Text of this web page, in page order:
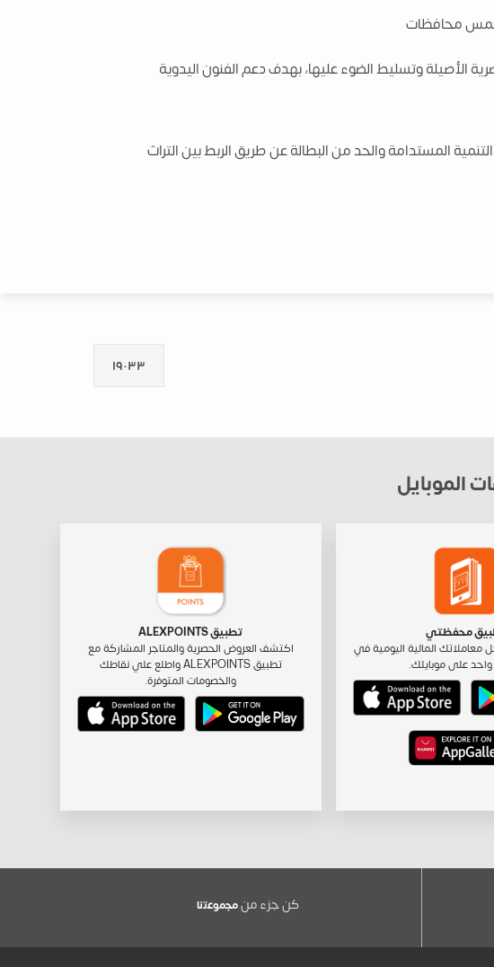
خمس محافظات
الأصيلة وتسليط الضوء عليها، بهدف دعم الفنون اليدوية
المستدامة والحد من البطالة عن طريق الربط بين التراث
١٩٠٣٣
الموبايل
محفظتي
المالية اليومية في
على موبايلك.
تطبيق ALEXPOINTS
اكتشف العروض الحصرية والمتاجر المشاركة مع
تطبيق ALEXPOINTS واطلع علي نقاطك
والخصومات المتوفرة.
كن جزء منﻣﺟﻣوﻋﺗﻧﺎ